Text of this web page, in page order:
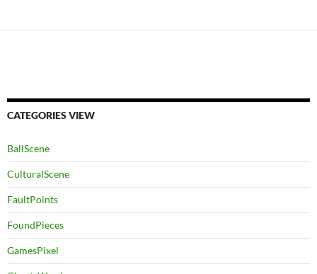
CATEGORIES VIEW
BallScene
CulturalScene
FaultPoints
FoundPieces
GamesPixel